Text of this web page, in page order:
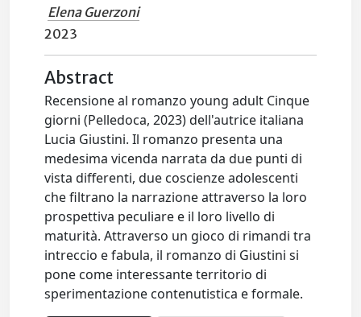
Elena Guerzoni
2023
Abstract
Recensione al romanzo young adult Cinque
giorni (Pelledoca, 2023) dell'autrice italiana
Lucia Giustini. Il romanzo presenta una
medesima vicenda narrata da due punti di
vista differenti, due coscienze adolescenti
che filtrano la narrazione attraverso la loro
prospettiva peculiare e il loro livello di
maturità. Attraverso un gioco di rimandi tra
intreccio e fabula, il romanzo di Giustini si
pone come interessante territorio di
sperimentazione contenutistica e formale.